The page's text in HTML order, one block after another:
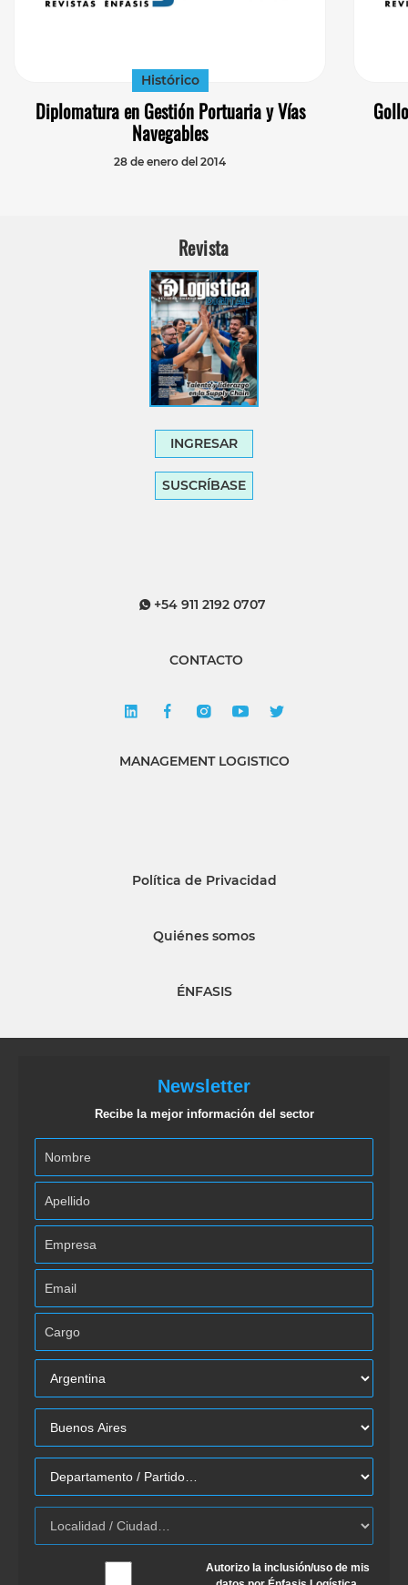
Histórico
Diplomatura en Gestión Portuaria y Vías
Navegables
28 de enero del 2014
Revista
INGRESAR
SUSCRÍBASE
+54 911 2192 0707
CONTACTO
MANAGEMENT LOGISTICO
Política de Privacidad
Quiénes somos
ÉNFASIS
Newsletter
Recibe la mejor información del sector
Autorizo la inclusión/uso de mis